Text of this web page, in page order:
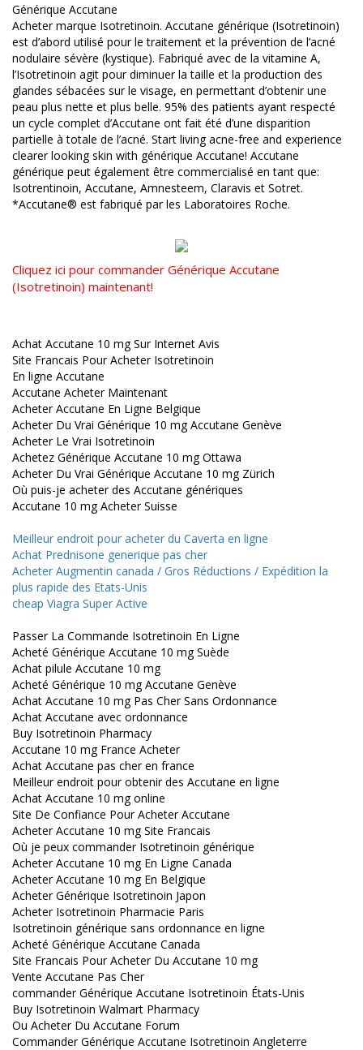
Générique Accutane
Acheter marque Isotretinoin. Accutane générique (Isotretinoin)
est d’abord utilisé pour le traitement et la prévention de l’acné
nodulaire sévère (kystique). Fabriqué avec de la vitamine A,
l’Isotretinoin agit pour diminuer la taille et la production des
glandes sébacées sur le visage, en permettant d’obtenir une
peau plus nette et plus belle. 95% des patients ayant respecté
un cycle complet d’Accutane ont fait été d’une disparition
partielle à totale de l’acné. Start living acne-free and experience
clearer looking skin with générique Accutane! Accutane
générique peut également être commercialisé en tant que:
Isotrentinoin, Accutane, Amnesteem, Claravis et Sotret.
*Accutane® est fabriqué par les Laboratoires Roche.
Cliquez ici pour commander Générique Accutane
(Isotretinoin) maintenant!
Achat Accutane 10 mg Sur Internet Avis
Site Francais Pour Acheter Isotretinoin
En ligne Accutane
Accutane Acheter Maintenant
Acheter Accutane En Ligne Belgique
Acheter Du Vrai Générique 10 mg Accutane Genève
Acheter Le Vrai Isotretinoin
Achetez Générique Accutane 10 mg Ottawa
Acheter Du Vrai Générique Accutane 10 mg Zürich
Où puis-je acheter des Accutane génériques
Accutane 10 mg Acheter Suisse
Meilleur endroit pour acheter du Caverta en ligne
Achat Prednisone generique pas cher
Acheter Augmentin canada / Gros Réductions / Expédition la
plus rapide des Etats-Unis
cheap Viagra Super Active
Passer La Commande Isotretinoin En Ligne
Acheté Générique Accutane 10 mg Suède
Achat pilule Accutane 10 mg
Acheté Générique 10 mg Accutane Genève
Achat Accutane 10 mg Pas Cher Sans Ordonnance
Achat Accutane avec ordonnance
Buy Isotretinoin Pharmacy
Accutane 10 mg France Acheter
Achat Accutane pas cher en france
Meilleur endroit pour obtenir des Accutane en ligne
Achat Accutane 10 mg online
Site De Confiance Pour Acheter Accutane
Acheter Accutane 10 mg Site Francais
Où je peux commander Isotretinoin générique
Acheter Accutane 10 mg En Ligne Canada
Acheter Accutane 10 mg En Belgique
Acheter Générique Isotretinoin Japon
Acheter Isotretinoin Pharmacie Paris
Isotretinoin générique sans ordonnance en ligne
Acheté Générique Accutane Canada
Site Francais Pour Acheter Du Accutane 10 mg
Vente Accutane Pas Cher
commander Générique Accutane Isotretinoin États-Unis
Buy Isotretinoin Walmart Pharmacy
Ou Acheter Du Accutane Forum
Commander Générique Accutane Isotretinoin Angleterre